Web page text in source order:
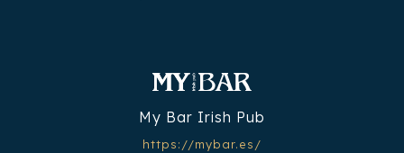
My Bar Irish Pub
https://mybar.es/